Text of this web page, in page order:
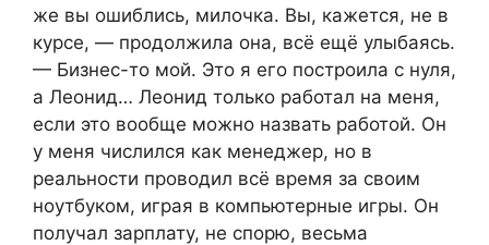
же вы ошиблись, милочка. Вы, кажется, не в
курсе, — продолжила она, всё ещё улыбаясь.
— Бизнес-то мой. Это я его построила с нуля,
а Леонид… Леонид только работал на меня,
если это вообще можно назвать работой. Он
у меня числился как менеджер, но в
реальности проводил всё время за своим
ноутбуком, играя в компьютерные игры. Он
получал зарплату, не спорю, весьма